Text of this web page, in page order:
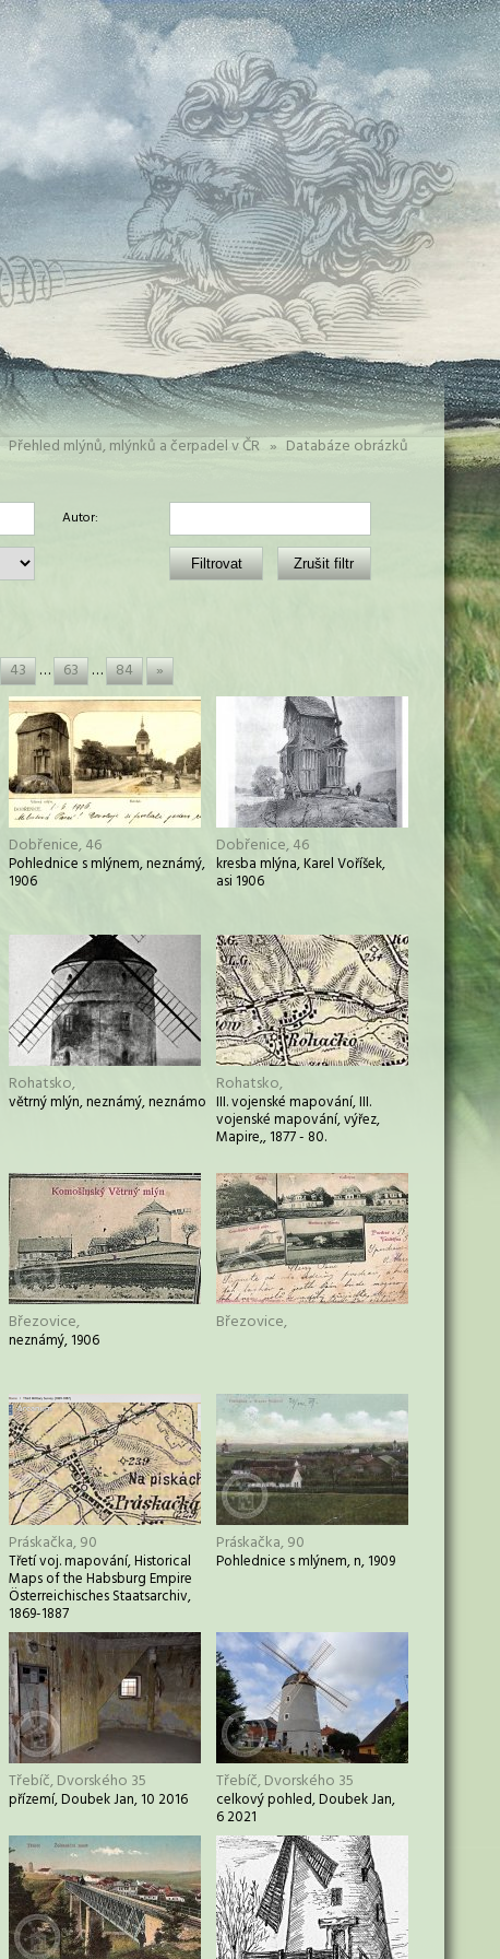
Přehled mlýnů, mlýnků a čerpadel v ČR » Databáze obrázků
Autor:
43 … 63 … 84 »
Dobřenice, 46
Pohlednice s mlýnem, neznámý,
1906
Dobřenice, 46
kresba mlýna, Karel Voříšek,
asi 1906
Rohatsko,
větrný mlýn, neznámý, neznámo
Rohatsko,
III. vojenské mapování, III.
vojenské mapování, výřez,
Mapire,, 1877 - 80.
Březovice,
neznámý, 1906
Březovice,
Práskačka, 90
Třetí voj. mapování, Historical
Maps of the Habsburg Empire
Österreichisches Staatsarchiv,
1869-1887
Práskačka, 90
Pohlednice s mlýnem, n, 1909
Třebíč, Dvorského 35
přízemí, Doubek Jan, 10 2016
Třebíč, Dvorského 35
celkový pohled, Doubek Jan,
6 2021